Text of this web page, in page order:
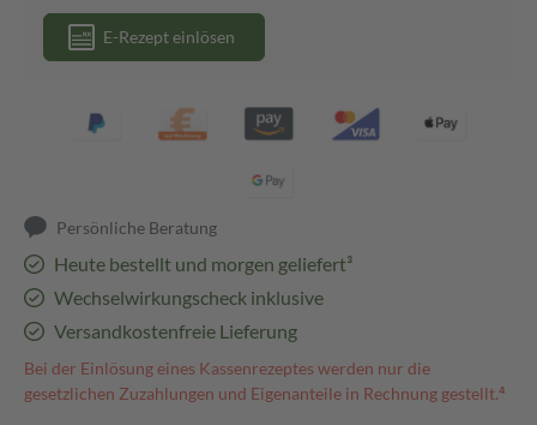
E-Rezept einlösen
Persönliche Beratung
Heute bestellt und morgen geliefert³
Wechselwirkungscheck inklusive
Versandkostenfreie Lieferung
Bei der Einlösung eines Kassenrezeptes werden nur die
gesetzlichen Zuzahlungen und Eigenanteile in Rechnung gestellt.⁴